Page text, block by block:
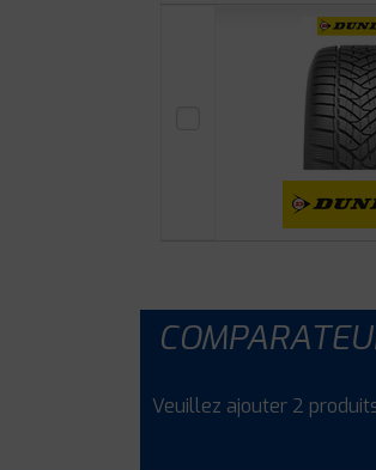
Veuillez ajouter 2